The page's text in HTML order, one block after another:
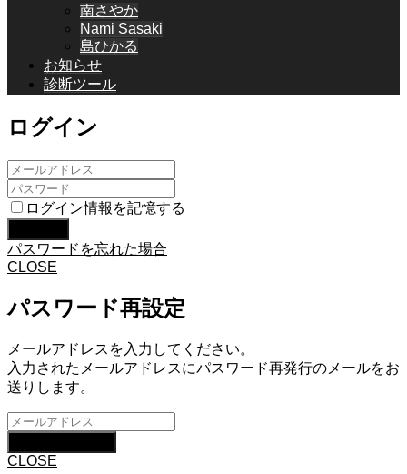
南さやか
Nami Sasaki
島ひかる
お知らせ
診断ツール
ログイン
ログイン情報を記憶する
パスワードを忘れた場合
CLOSE
パスワード再設定
メールアドレスを入力してください。
入力されたメールアドレスにパスワード再発行のメールをお
送りします。
CLOSE